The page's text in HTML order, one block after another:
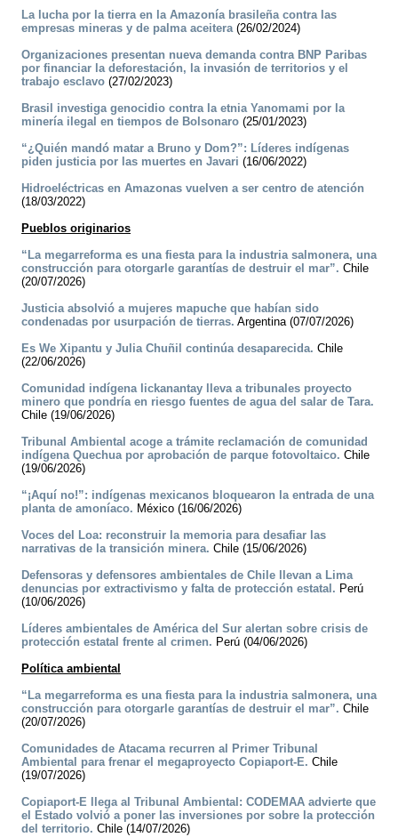
La lucha por la tierra en la Amazonía brasileña contra las
empresas mineras y de palma aceitera(26/02/2024)
Organizaciones presentan nueva demanda contra BNP Paribas
por financiar la deforestación, la invasión de territorios y el
trabajo esclavo (27/02/2023)
Brasil investiga genocidio contra la etnia Yanomami por la
minería ilegal en tiempos de Bolsonaro (25/01/2023)
“¿Quién mandó matar a Bruno y Dom?”: Líderes indígenas
piden justicia por las muertes en Javari (16/06/2022)
Hidroeléctricas en Amazonas vuelven a ser centro de atención
(18/03/2022)
Pueblos originarios
“La megarreforma es una fiesta para la industria salmonera, una
construcción para otorgarle garantías de destruir el mar”. Chile
(20/07/2026)
Justicia absolvió a mujeres mapuche que habían sido
condenadas por usurpación de tierras. Argentina (07/07/2026)
Es We Xipantu y Julia Chuñil continúa desaparecida. Chile
(22/06/2026)
Comunidad indígena lickanantay lleva a tribunales proyecto
minero que pondría en riesgo fuentes de agua del salar de Tara.
Chile (19/06/2026)
Tribunal Ambiental acoge a trámite reclamación de comunidad
indígena Quechua por aprobación de parque fotovoltaico. Chile
(19/06/2026)
“¡Aquí no!”: indígenas mexicanos bloquearon la entrada de una
planta de amoníaco. México (16/06/2026)
Voces del Loa: reconstruir la memoria para desafiar las
narrativas de la transición minera. Chile (15/06/2026)
Defensoras y defensores ambientales de Chile llevan a Lima
denuncias por extractivismo y falta de protección estatal. Perú
(10/06/2026)
Líderes ambientales de América del Sur alertan sobre crisis de
protección estatal frente al crimen. Perú (04/06/2026)
Política ambiental
“La megarreforma es una fiesta para la industria salmonera, una
construcción para otorgarle garantías de destruir el mar”. Chile
(20/07/2026)
Comunidades de Atacama recurren al Primer Tribunal
Ambiental para frenar el megaproyecto Copiaport-E. Chile
(19/07/2026)
Copiaport-E llega al Tribunal Ambiental: CODEMAA advierte que
el Estado volvió a poner las inversiones por sobre la protección
del territorio. Chile (14/07/2026)